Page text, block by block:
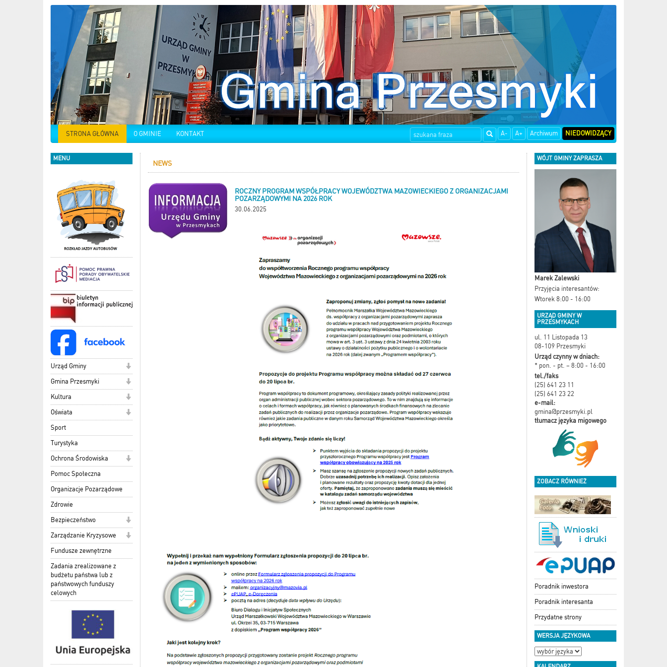
STRONA GŁÓWNA O GMINIE KONTAKT A- A+ Archiwum NIEDOWIDZĄCY
MENU
Urząd Gminy
Gmina Przesmyki
Kultura
Oświata
Sport
Turystyka
Ochrona Środowiska
Pomoc Społeczna
Organizacje Pozarządowe
Zdrowie
Bezpieczeństwo
Zarządzanie Kryzysowe
Fundusze zewnętrzne
Zadania zrealizowane z
budżetu państwa lub z
państwowych funduszy
celowych
NEWS
ROCZNY PROGRAM WSPÓŁPRACY WOJEWÓDZTWA MAZOWIECKIEGO Z ORGANIZACJAMI
POZARZĄDOWYMI NA 2026 ROK
30.06.2025
WÓJT GMINY ZAPRASZA
Marek Zalewski
Przyjęcia interesantów:
Wtorek 8:00 - 16:00
URZĄD GMINY W
PRZESMYKACH
ul. 11 Listopada 13
08-109 Przesmyki
Urząd czynny w dniach:
* pon. - pt. – 8:00 - 16:00
tel./faks
(25) 641 23 11
(25) 641 23 22
e-mail:
gmina@przesmyki.pl
tłumacz języka migowego
ZOBACZ RÓWNIEŻ
Poradnik inwestora
Poradnik interesanta
Przydatne strony
WERSJA JĘZYKOWA